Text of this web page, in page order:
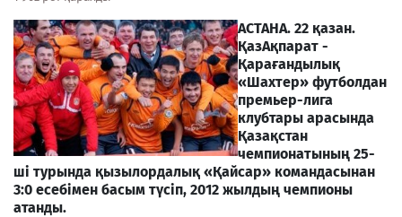
АСТАНА. 22 қазан.
ҚазАқпарат -
Қарағандылық
«Шахтер» футболдан
премьер-лига
клубтары арасында
Қазақстан
чемпионатының 25-
ші турында қызылордалық «Қайсар» командасынан
3:0 есебімен басым түсіп, 2012 жылдың чемпионы
атанды.